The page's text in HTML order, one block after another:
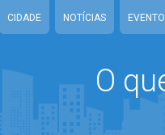
CIDADE NOTÍCIAS
O